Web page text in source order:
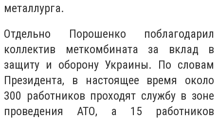
металлурга.
Отдельно Порошенко поблагодарил
коллектив меткомбината за вклад в
защиту и оборону Украины. По словам
Президента, в настоящее время около
300 работников проходят службу в зоне
проведения АТО, а 15 работников